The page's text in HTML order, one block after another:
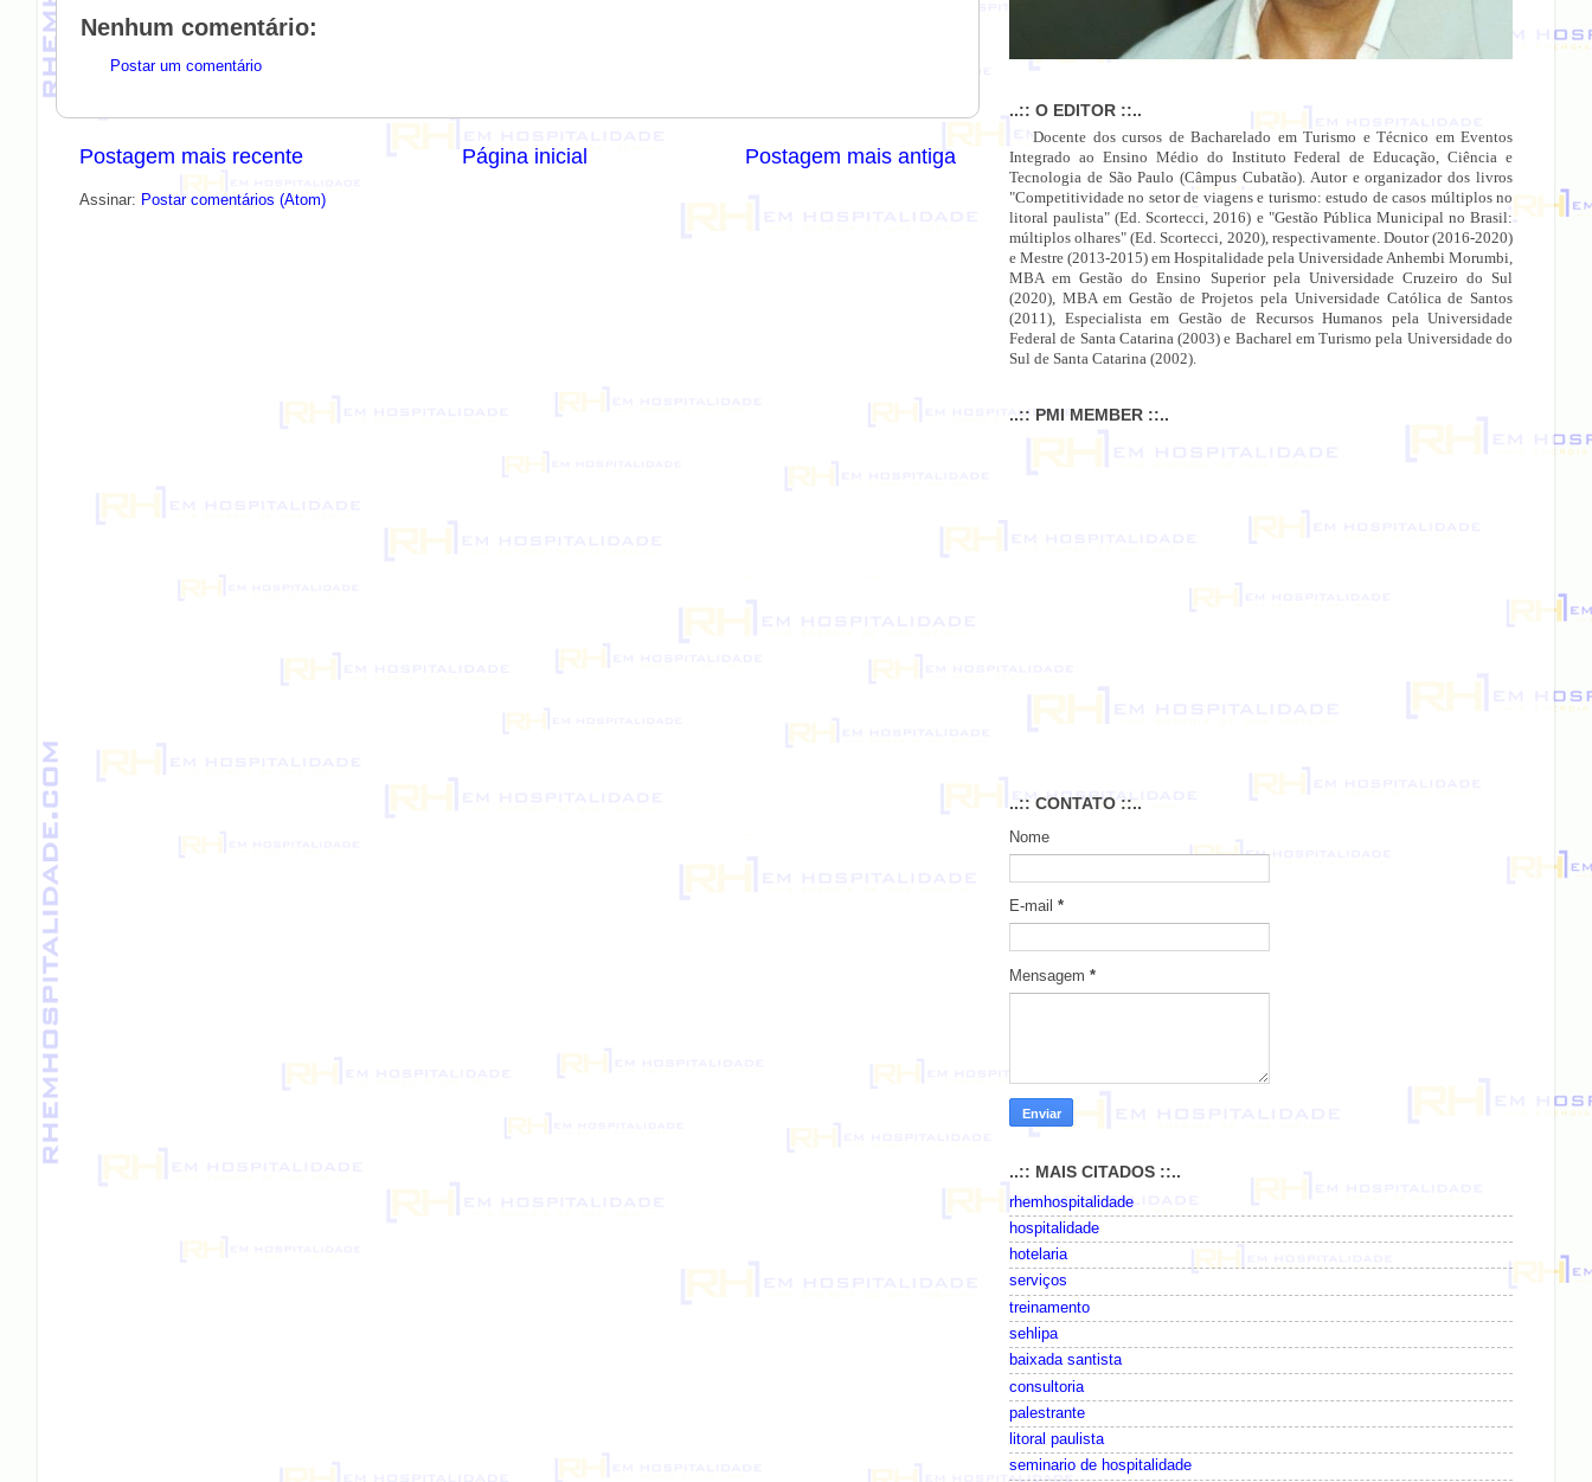
Nenhum comentário:
Postar um comentário
Postagem mais recente Postagem mais antiga
Página inicial
Assinar: Postar comentários (Atom)
..:: O EDITOR ::..
Docente dos cursos de Bacharelado em Turismo e Técnico em Eventos
Integrado ao Ensino Médio do Instituto Federal de Educação, Ciência e
Tecnologia de São Paulo (Câmpus Cubatão). Autor e organizador dos livros
"Competitividade no setor de viagens e turismo: estudo de casos múltiplos no
litoral paulista" (Ed. Scortecci, 2016) e "Gestão Pública Municipal no Brasil:
múltiplos olhares" (Ed. Scortecci, 2020), respectivamente. Doutor (2016-2020)
e Mestre (2013-2015) em Hospitalidade pela Universidade Anhembi Morumbi,
MBA em Gestão do Ensino Superior pela Universidade Cruzeiro do Sul
(2020), MBA em Gestão de Projetos pela Universidade Católica de Santos
(2011), Especialista em Gestão de Recursos Humanos pela Universidade
Federal de Santa Catarina (2003) e Bacharel em Turismo pela Universidade do
Sul de Santa Catarina (2002).
..:: PMI MEMBER ::..
..:: CONTATO ::..
Nome
E-mail *
Mensagem *
..:: MAIS CITADOS ::..
rhemhospitalidade
hospitalidade
hotelaria
serviços
treinamento
sehlipa
baixada santista
consultoria
palestrante
litoral paulista
seminario de hospitalidade